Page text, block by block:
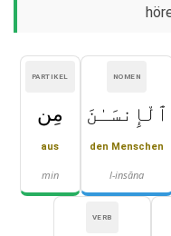
NOMEN
ٱلْإِنسَـٰنَ
den Menschen
l-insāna
PARTIKEL
مِن
aus
min
VERB